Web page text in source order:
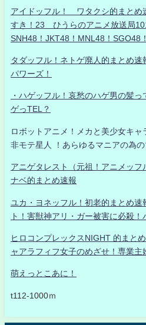
アイドッフル！ ワタクシ的まと
すき！23 ひうらのアニメ放送局
SNH48！JKT48！MNL48！SGO48
タダッフル！ネトゲ廃人的まとめ
パワーズ！
・ハゲッフル！哀愁のハゲ男の髪
ゲっTEL？
ロボットアニメ！メカと美少女キャ
非モテ星人 ！あらゆるマニアの為
アニゲタレスト（元祖！アニメッ
ナベ的まとめ速報
ユカ・ヨネッフル！初老的まとめ
ト！害獣神アリ・ガー被害に必殺！
ヒロコンプレックスNIGHT 的まと
ャアラフィフ女子のめざせ！専業主
萌えっとこあに！
t112-1000ｍ